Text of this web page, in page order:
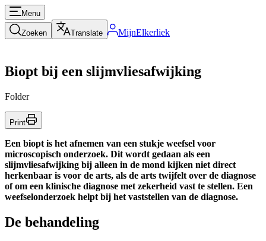
Menu
Zoeken Translate MijnElkerliek
Biopt bij een slijmvliesafwijking
Folder
Print
Een biopt is het afnemen van een stukje weefsel voor
microscopisch onderzoek. Dit wordt gedaan als een
slijmvliesafwijking bij alleen in de mond kijken niet direct
herkenbaar is voor de arts, als de arts twijfelt over de diagnose
of om een klinische diagnose met zekerheid vast te stellen. Een
weefselonderzoek helpt bij het vaststellen van de diagnose.
De behandeling